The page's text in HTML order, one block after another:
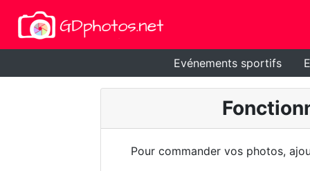
Evénements sportifs
Pour commander vos photos,